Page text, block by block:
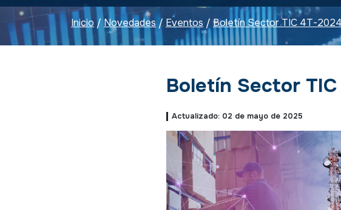
Inicio /Novedades / Eventos / Boletín Sector TIC 4T-2024
Boletín Sector
Actualizado: 02 de mayo de 2025